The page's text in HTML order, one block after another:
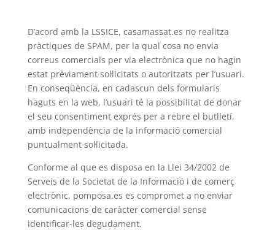
D’acord amb la LSSICE, casamassat.es no realitza
pràctiques de SPAM, per la qual cosa no envia
correus comercials per via electrònica que no hagin
estat prèviament sol·licitats o autoritzats per l’usuari.
En conseqüència, en cadascun dels formularis
haguts en la web, l’usuari té la possibilitat de donar
el seu consentiment exprés per a rebre el butlletí,
amb independència de la informació comercial
puntualment sol·licitada.
Conforme al que es disposa en la Llei 34/2002 de
Serveis de la Societat de la Informació i de comerç
electrònic, pomposa.es es compromet a no enviar
comunicacions de caràcter comercial sense
identificar-les degudament.